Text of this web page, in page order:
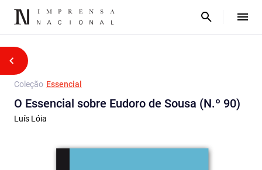
Coleção Essencial
O Essencial sobre Eudoro de Sousa (N.º 90)
Luís Lóia